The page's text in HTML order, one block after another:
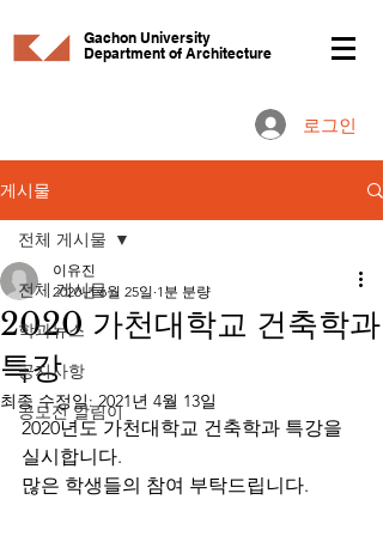
Gachon University
Department of Architecture
로그인
게시물
전체 게시물
학과뉴스
공지사항
공모전 알림이
전체 게시물
2020 가천대학교 건축학과
특강
이유진
2020년 6월 25일 1분 분량
최종 수정일:2021년 4월 13일
2020년도 가천대학교 건축학과 특강을
실시합니다.
많은 학생들의 참여 부탁드립니다.